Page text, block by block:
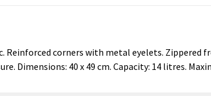
Reinforced corners with metal eyelets.
Dimensions: 40 x 49 cm. Capacity: 14 litres.